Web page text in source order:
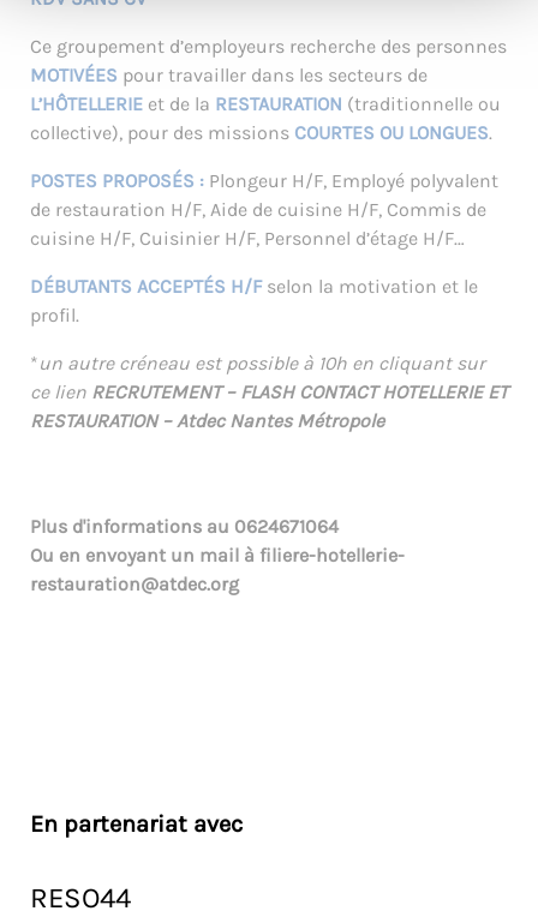
Ce groupement d’employeurs recherche des personnes
MOTIVÉES pour travailler dans les secteurs de
L’HÔTELLERIE et de la RESTAURATION (traditionnelle ou
collective), pour des missions COURTES OU LONGUES.
POSTES PROPOSÉS : Plongeur H/F, Employé polyvalent
de restauration H/F, Aide de cuisine H/F, Commis de
cuisine H/F, Cuisinier H/F, Personnel d’étage H/F…
DÉBUTANTS ACCEPTÉS H/Fselon la motivation et le
profil.
*un autre créneau est possible à 10h en cliquant sur
ce lien RECRUTEMENT – FLASH CONTACT HOTELLERIE ET
RESTAURATION – Atdec Nantes Métropole
Plus d'informations au 0624671064
Ou en envoyant un mail à filiere-hotellerie-
restauration@atdec.org
En partenariat avec
RESO44